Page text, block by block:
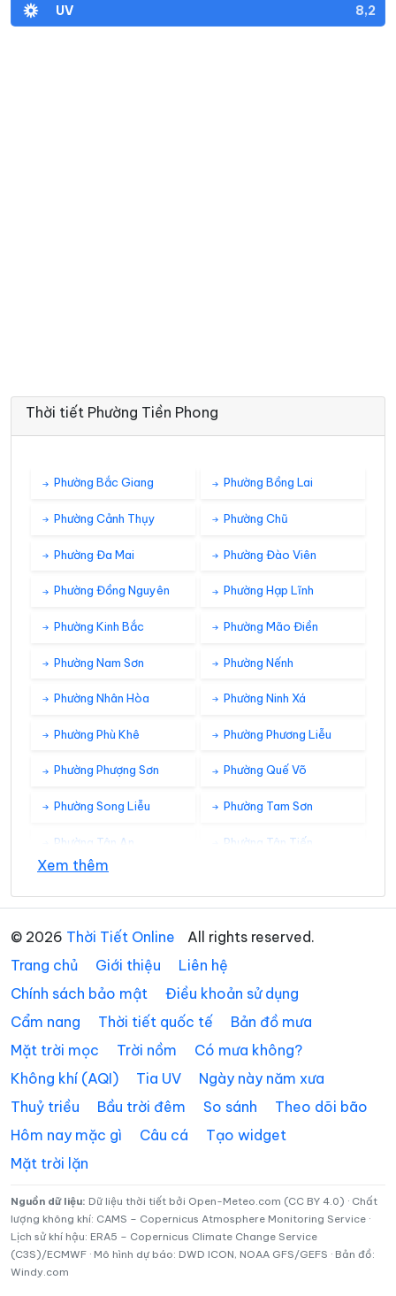
UV
8,2
Thời tiết Phường Tiền Phong
Phường Bắc Giang Phường Bồng Lai
Phường Cảnh Thụy Phường Chũ
Phường Đa Mai Phường Đào Viên
Phường Đồng Nguyên Phường Hạp Lĩnh
Phường Kinh Bắc Phường Mão Điền
Phường Nam Sơn Phường Nếnh
Phường Nhân Hòa Phường Ninh Xá
Phường Phù Khê Phường Phương Liễu
Phường Phượng Sơn Phường Quế Võ
Phường Song Liễu Phường Tam Sơn
Phường Tân An Phường Tân Tiến
Phường Từ Sơn
Phường Vân Hà Phường Việt Yên
Phường Võ Cường Phường Vũ Ninh
Phường Yên Dũng Xã An Lạc
Xã Biển Động Xã Biên Sơn
Xã Bố Hạ
Xã Cao Đức Xã Chi Lăng
Xã Đại Đồng Xã Đại Lai
Xã Đại Sơn
Xem thêm
© 2026 Thời Tiết Online
All rights reserved.
Trang chủ
Giới thiệu
Liên hệ
Chính sách bảo mật
Điều khoản sử dụng
Cẩm nang
Thời tiết quốc tế
Bản đồ mưa
Mặt trời mọc
Trời nồm
Có mưa không?
Không khí (AQI)
Tia UV
Ngày này năm xưa
Thuỷ triều
Bầu trời đêm So sánh
Theo dõi bão
Hôm nay mặc gì
Câu cá
Tạo widget
Mặt trời lặn
Nguồn dữ liệu: Dữ liệu thời tiết bởi Open-Meteo.com (CC BY 4.0) · Chất
lượng không khí: CAMS – Copernicus Atmosphere Monitoring Service ·
Lịch sử khí hậu: ERA5 – Copernicus Climate Change Service
(C3S)/ECMWF · Mô hình dự báo: DWD ICON, NOAA GFS/GEFS · Bản đồ:
Windy.com